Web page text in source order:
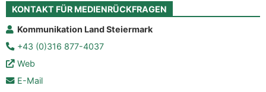
KONTAKT FÜR MEDIENRÜCKFRAGEN
Kommunikation Land Steiermark
+43 (0)316 877-4037
Web
E-Mail